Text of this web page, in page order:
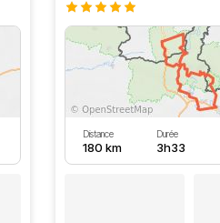
Distance
180 km
Durée
3h33